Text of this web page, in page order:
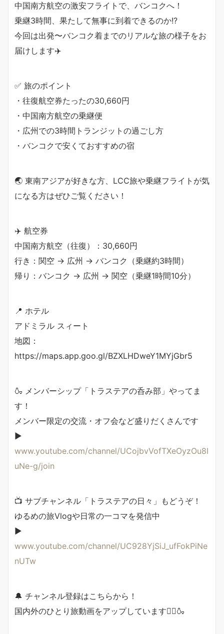
中国南方航空の激安フライトで、バンコクへ！
乗継3時間、果たして無事に到着できるのか!?
今回は出発〜バンコク着までのリアルな旅の様子をお
届けします✈️
✅ 旅のポイント
・往復航空券たったの30,660円
・中国南方航空の乗継便
・広州での3時間トランジットの過ごし方
・バンコクで安くておすすめの宿
🌏 東南アジアが好きな方、LCC旅や乗継フライトが気
になる方はぜひご覧ください！
✈️ 航空券
中国南方航空（往復）：30,660円
行き：関空 → 広州 → バンコク（乗継約3時間）
帰り：バンコク → 広州 → 関空（乗継1時間10分）
📍 ホテル
アドミラル スィート
地図：
https://maps.app.goo.gl/BZXLHDweY1MYjGbr5
🍶 メンバーシップ「トラステアの呑み部」やってま
す！
メンバー限定の交流・オフ会など盛りだくさんです
▶️
www.youtube.com/channel/UCojbvVofTXeOyzOu8I
uNe-g/join
📺 サブチャンネル「トラステアの日々」もどうぞ！
ゆるめの旅Vlogや日常の一コマを発信中
▶️
www.youtube.com/channel/UC928YjSiJ_ufFokPiNe
nUTw
🔔 チャンネル登録はこちらから！
国内外のひとり旅動画をアップしています🚶‍♂️🍶